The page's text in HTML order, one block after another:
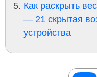
Как раскрыть
— 21 скрытая
устройства